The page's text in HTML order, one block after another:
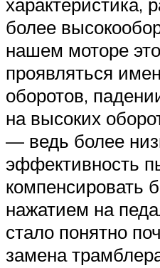
более
нашем моторе
проявляться
оборотов,
на высоких
— ведь более
эффективность
компенсировать
нажатием на
стало понятно
замена